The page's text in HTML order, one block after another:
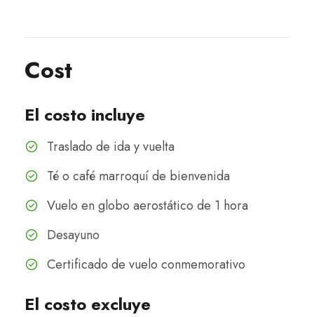
Cost
El costo incluye
Traslado de ida y vuelta
Té o café marroquí de bienvenida
Vuelo en globo aerostático de 1 hora
Desayuno
Certificado de vuelo conmemorativo
El costo excluye